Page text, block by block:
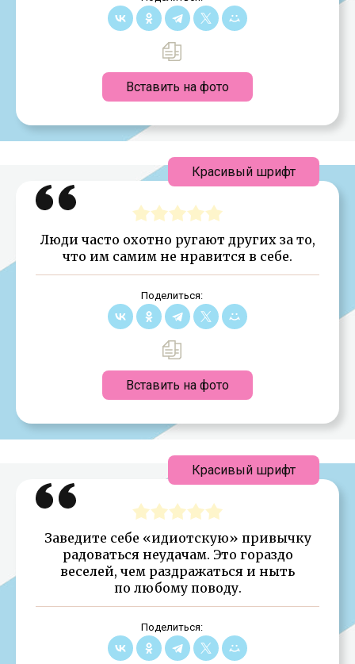
Вставить на фото
Люди часто охотно ругают других за то,
что им самим не нравится в себе.
Поделиться:
Вставить на фото
Красивый шрифт
Заведите себе «идиотскую» привычку
радоваться неудачам. Это гораздо
веселей, чем раздражаться и ныть
по любому поводу.
Поделиться:
Красивый шрифт